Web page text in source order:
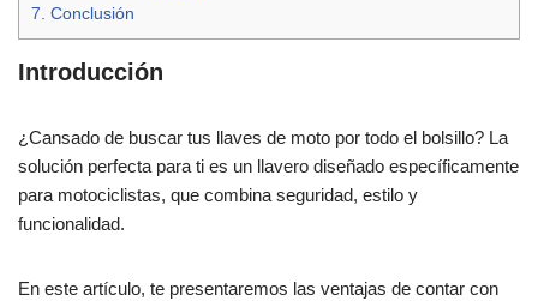
7. Conclusión
Introducción
¿Cansado de buscar tus llaves de moto por todo el bolsillo? La
solución perfecta para ti es un llavero diseñado específicamente
para motociclistas, que combina seguridad, estilo y
funcionalidad.
En este artículo, te presentaremos las ventajas de contar con